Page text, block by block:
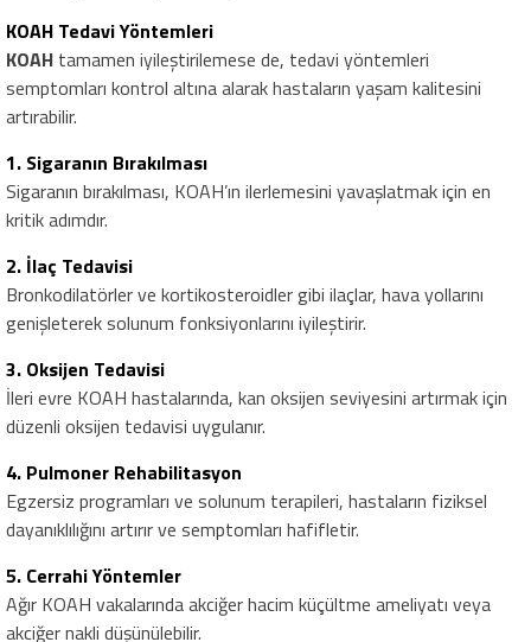
KOAH Tedavi Yöntemleri
KOAH tamamen iyileştirilemese de, tedavi yöntemleri
semptomları kontrol altına alarak hastaların yaşam kalitesini
artırabilir.
1. Sigaranın Bırakılması
Sigaranın bırakılması, KOAH’ın ilerlemesini yavaşlatmak için en
kritik adımdır.
2. İlaç Tedavisi
Bronkodilatörler ve kortikosteroidler gibi ilaçlar, hava yollarını
genişleterek solunum fonksiyonlarını iyileştirir.
3. Oksijen Tedavisi
İleri evre KOAH hastalarında, kan oksijen seviyesini artırmak için
düzenli oksijen tedavisi uygulanır.
4. Pulmoner Rehabilitasyon
Egzersiz programları ve solunum terapileri, hastaların fiziksel
dayanıklılığını artırır ve semptomları hafifletir.
5. Cerrahi Yöntemler
Ağır KOAH vakalarında akciğer hacim küçültme ameliyatı veya
akciğer nakli düşünülebilir.